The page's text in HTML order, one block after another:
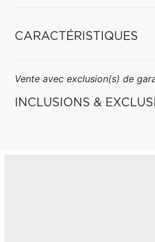
CARACTÉRISTIQUES
Vente avec exclusion(s) de
INCLUSIONS &